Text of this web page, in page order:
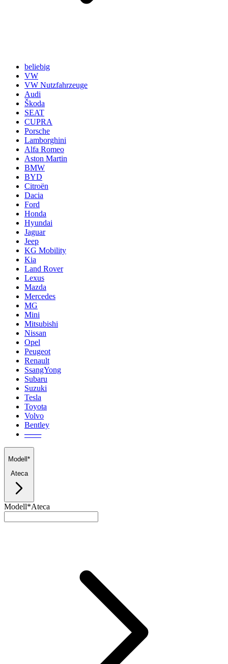
beliebig
VW
VW Nutzfahrzeuge
Audi
Škoda
SEAT
CUPRA
Porsche
Lamborghini
Alfa Romeo
Aston Martin
BMW
BYD
Citroën
Dacia
Ford
Honda
Hyundai
Jaguar
Jeep
KG Mobility
Kia
Land Rover
Lexus
Mazda
Mercedes
MG
Mini
Mitsubishi
Nissan
Opel
Peugeot
Renault
SsangYong
Subaru
Suzuki
Tesla
Toyota
Volvo
Bentley
───
Modell*
Ateca
Modell*Ateca